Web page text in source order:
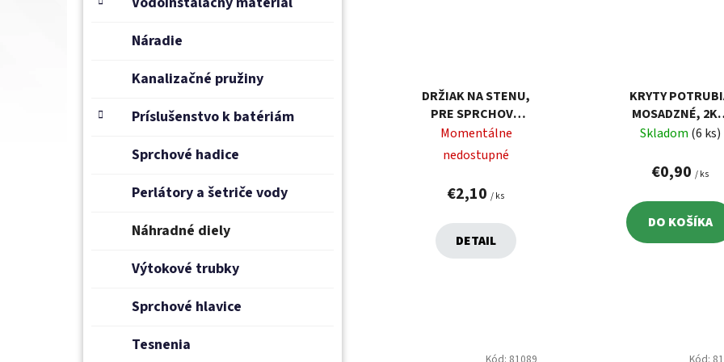
Náradie
Kanalizačné pružiny
Príslušenstvo k batériám
Sprchové hadice
Perlátory a šetriče vody
Náhradné diely
Výtokové trubky
Sprchové hlavice
Tesnenia
DRŽIAK NA STENU,
PRE SPRCHOVÚ
HLAVICU,
PLASTOVÝ,
POLOHOVATEĽNÝ,
LESKLÝ CHRÓM
Momentálne
nedostupné
€2,10/ ks
DETAIL
KRYTY
MOSADZNÉ,
LESKLÝ CHRÓM
Skladom (6 ks)
€0,90 / ks
DO KOŠÍKA